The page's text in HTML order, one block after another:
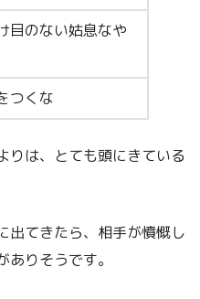
目のない姑息なや
つくな
りは、とても頭にきている
出てきたら、相手が憤慨し
りそうです。